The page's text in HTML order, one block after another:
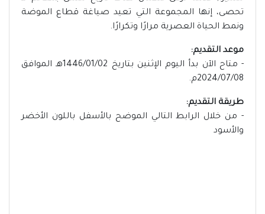
تحصى، إنها المجموعة التي تعيد صياغة قطاع الموضة
ونمط الحياة العصرية مرارًا وتكرارًا.
موعد التقديم:
- متاح الآن بدأ اليوم الإثنين بتاريخ 1446/01/02هـ الموافق
2024/07/08م.
طريقة التقديم:
- من خلال الرابط التالي الموضح بالأسفل باللون الأخضر
والأسود